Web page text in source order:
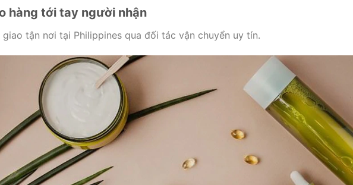
hàng tới tay người nhận
tận nơi tại Philippines qua đối tác vận chuyển uy tín.